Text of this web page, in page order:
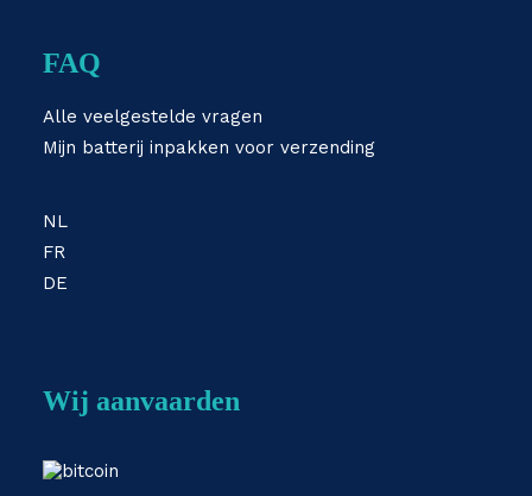
FAQ
Alle veelgestelde vragen
Mijn batterij inpakken voor verzending
NL
FR
DE
Wij aanvaarden